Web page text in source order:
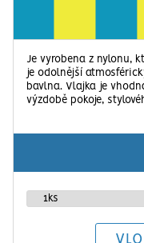
Je vyrobena z nylonu,
je odolnější
bavlna. Vlajka je
výzdobě pokoje,